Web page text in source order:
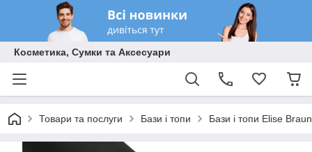
Косметика, Сумки та Аксесуари
Товари та послуги Бази і топи Бази і топи Elise Braun